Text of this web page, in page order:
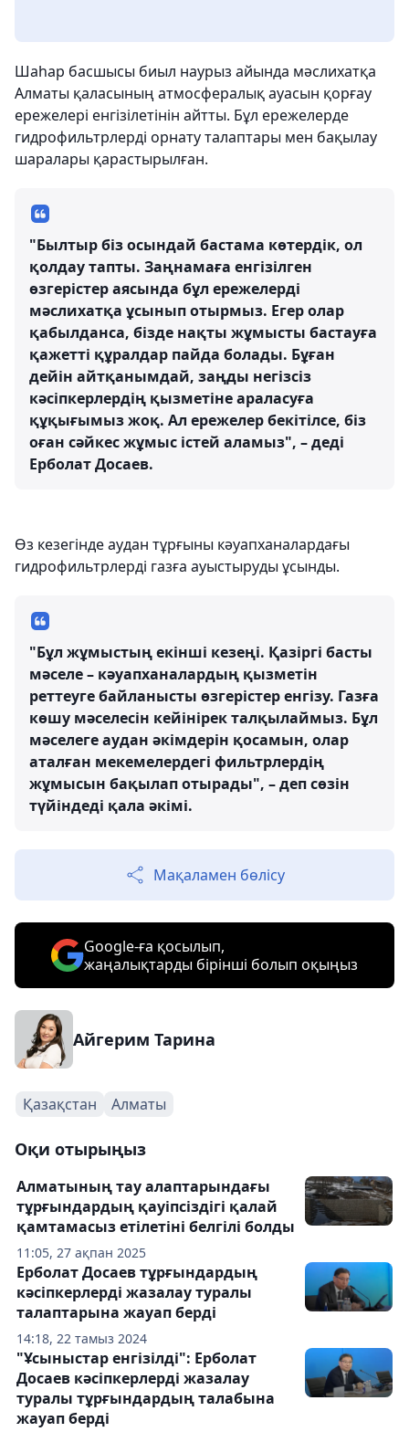
Шаһар басшысы биыл наурыз айында мәслихатқа
Алматы қаласының атмосфералық ауасын қорғау
ережелері енгізілетінін айтты. Бұл ережелерде
гидрофильтрлерді орнату талаптары мен бақылау
шаралары қарастырылған.
"Былтыр біз осындай бастама көтердік, ол
қолдау тапты. Заңнамаға енгізілген
өзгерістер аясында бұл ережелерді
мәслихатқа ұсынып отырмыз. Егер олар
қабылданса, бізде нақты жұмысты бастауға
қажетті құралдар пайда болады. Бұған
дейін айтқанымдай, заңды негізсіз
кәсіпкерлердің қызметіне араласуға
құқығымыз жоқ. Ал ережелер бекітілсе, біз
оған сәйкес жұмыс істей аламыз", – деді
Ерболат Досаев.
Өз кезегінде аудан тұрғыны кәуапханалардағы
гидрофильтрлерді газға ауыстыруды ұсынды.
"Бұл жұмыстың екінші кезеңі. Қазіргі басты
мәселе – кәуапханалардың қызметін
реттеуге байланысты өзгерістер енгізу. Газға
көшу мәселесін кейінірек талқылаймыз. Бұл
мәселеге аудан әкімдерін қосамын, олар
аталған мекемелердегі фильтрлердің
жұмысын бақылап отырады", – деп сөзін
түйіндеді қала әкімі.
Мақаламен бөлісу
Google-ға қосылып,
жаңалықтарды бірінші болып оқыңыз
Айгерим Тарина
Қазақстан Алматы
Оқи отырыңыз
11:05, 27 ақпан 2025
Алматының тау алаптарындағы
тұрғындардың қауіпсіздігі қалай
қамтамасыз етілетіні белгілі болды
14:18, 22 тамыз 2024
Ерболат Досаев тұрғындардың
кәсіпкерлерді жазалау туралы
талаптарына жауап берді
"Ұсыныстар енгізілді": Ерболат
Досаев кәсіпкерлерді жазалау
туралы тұрғындардың талабына
жауап берді